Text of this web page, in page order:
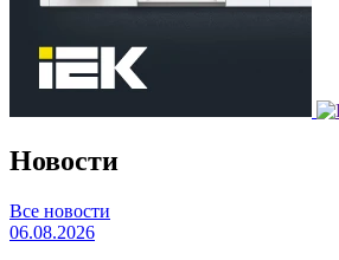
Новости
Все новости
06.08.2026